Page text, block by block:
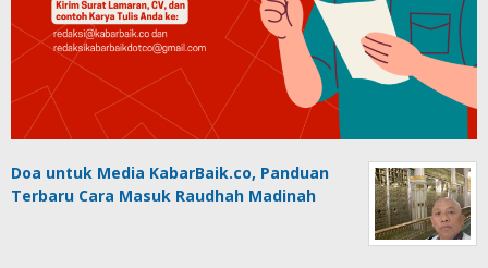
Doa untuk Media KabarBaik.co, Panduan
Terbaru Cara Masuk Raudhah Madinah